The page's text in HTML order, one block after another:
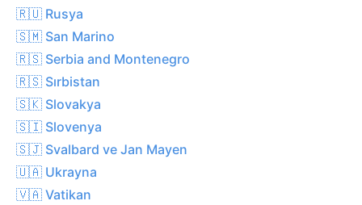
🇷🇺 Rusya
🇸🇲 San Marino
🇷🇸 Serbia and Montenegro
🇷🇸 Sırbistan
🇸🇰 Slovakya
🇸🇮 Slovenya
🇸🇯 Svalbard ve Jan Mayen
🇺🇦 Ukrayna
🇻🇦 Vatikan